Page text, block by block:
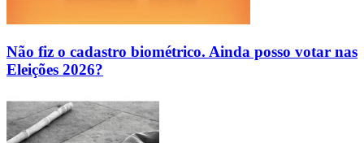
Não fiz o cadastro biométrico. Ainda posso votar nas
Eleições 2026?